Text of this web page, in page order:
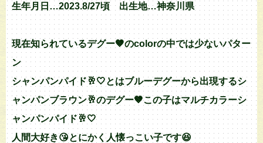
生年月日…2023.8/27頃 出生地…神奈川県
現在知られているデグー🤎のcolorの中では少ないパター
ン
シャンパンパイド🥂🤍とはブルーデグーから出現するシ
ャンパンブラウン🥂のデグー🤎この子はマルチカラーシ
ャンパンパイド🥂🤍
人間大好き😘とにかく人懐っこい子です😆